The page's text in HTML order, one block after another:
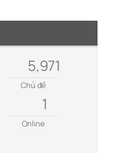
5,971
Chủ đề
1
Online